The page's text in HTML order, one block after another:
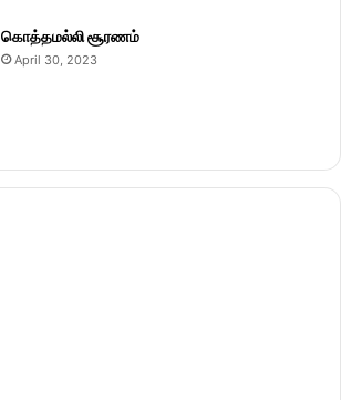
கொத்தமல்லி சூரணம்
April 30, 2023